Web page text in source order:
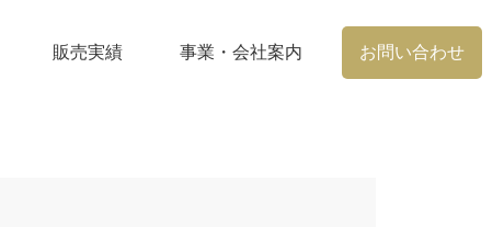
販売実績 事業・会社案内 お問い合わせ